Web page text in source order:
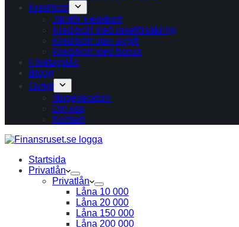
Kreditkort
Jämför kreditkort
Kreditkort med reseförsäkring
Kreditkort utan avgift
Kreditkort med bonus
Företagslån
Blogg
Övrigt
långeneratorn
Om oss
Kontakt
Startsida
Privatlån
Privatlån
Låna 10 000
Låna 20 000
Låna 150 000
Låna 200 000